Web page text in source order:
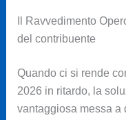
Il Ravvedimento
del contribuente
Quando ci si rende
2026 in ritardo, la
vantaggiosa messa a